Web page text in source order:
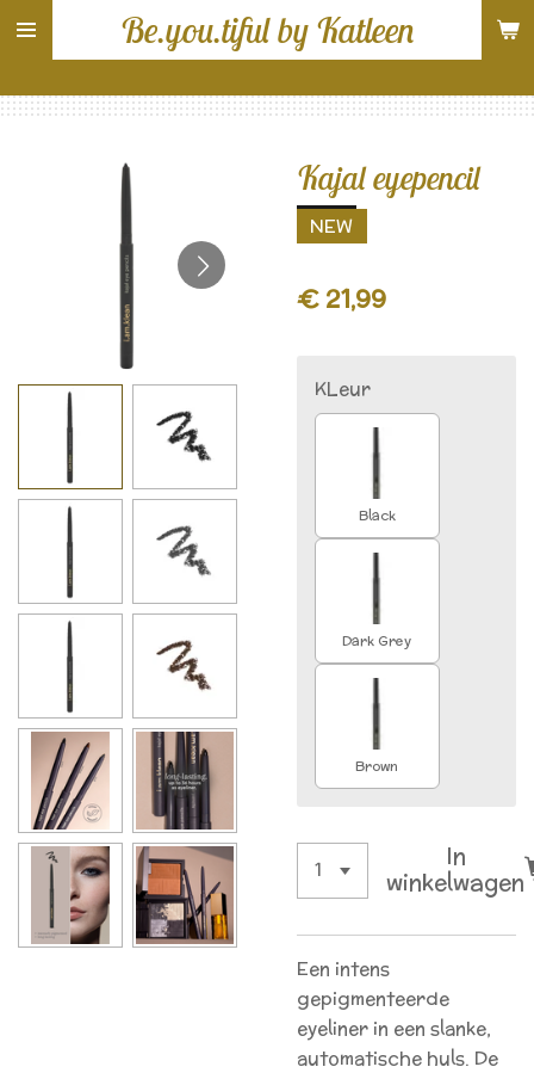
Ga
direct
de
Be.you.tiful by Katleen
Kajal eyepencil
NEW
€ 21,99
KLeur
Black
Dark Grey
Brown
In
winkelwagen
Een intens
gepigmenteerde
eyeliner in een slanke,
automatische huls. De